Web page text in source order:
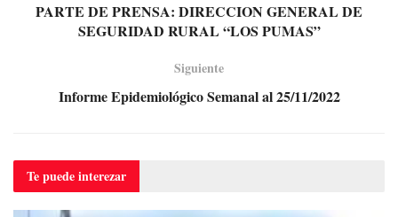
PARTE DE PRENSA: DIRECCION GENERAL DE
SEGURIDAD RURAL “LOS PUMAS”
Siguiente
Informe Epidemiológico Semanal al 25/11/2022
Te puedeinterezar